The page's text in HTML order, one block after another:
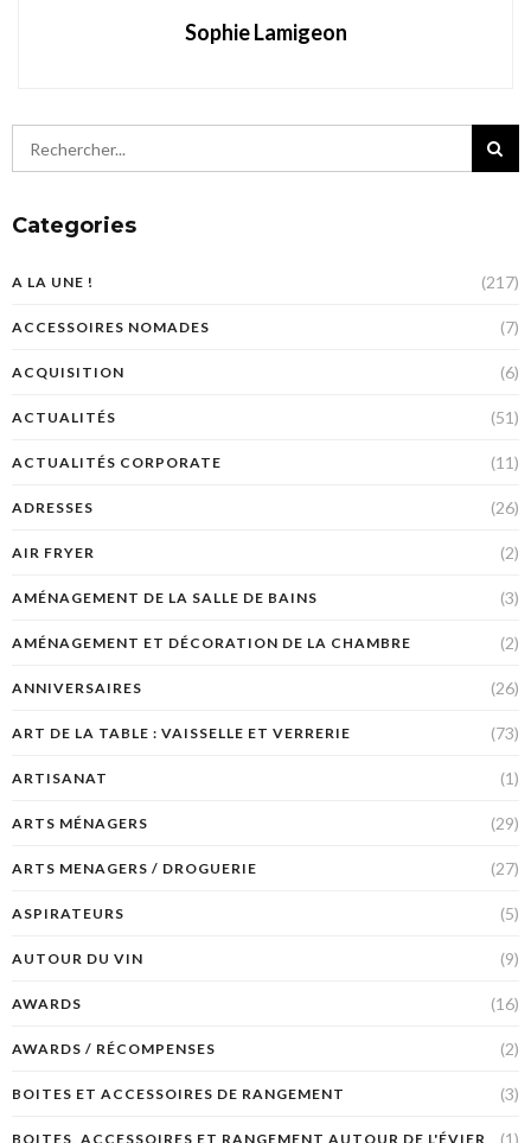
Sophie Lamigeon
Categories
A LA UNE ! (217)
ACCESSOIRES NOMADES (7)
ACQUISITION (6)
ACTUALITÉS (51)
ACTUALITÉS CORPORATE (11)
ADRESSES (26)
AIR FRYER (2)
AMÉNAGEMENT DE LA SALLE DE BAINS (3)
AMÉNAGEMENT ET DÉCORATION DE LA CHAMBRE (2)
ANNIVERSAIRES (26)
ART DE LA TABLE : VAISSELLE ET VERRERIE (73)
ARTISANAT (1)
ARTS MÉNAGERS (29)
ARTS MENAGERS / DROGUERIE (27)
ASPIRATEURS (5)
AUTOUR DU VIN (9)
AWARDS (16)
AWARDS / RÉCOMPENSES (2)
BOITES ET ACCESSOIRES DE RANGEMENT (3)
BOITES, ACCESSOIRES ET RANGEMENT AUTOUR DE L'ÉVIER